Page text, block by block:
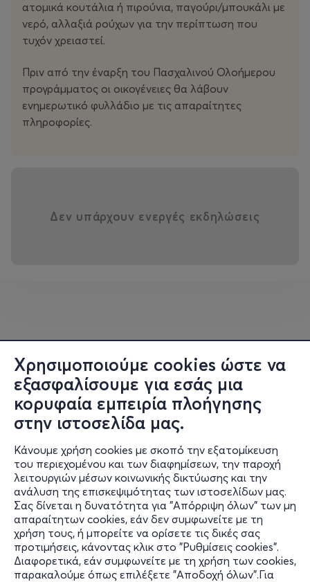
Χρησιμοποιούμε cookies ώστε να
εξασφαλίσουμε για εσάς μια
κορυφαία εμπειρία πλοήγησης
στην ιστοσελίδα μας.
Κάνουμε χρήση cookies με σκοπό την εξατομίκευση
του περιεχομένου και των διαφημίσεων, την παροχή
λειτουργιών μέσων κοινωνικής δικτύωσης και την
ανάλυση της επισκεψιμότητας των ιστοσελίδων μας.
Σας δίνεται η δυνατότητα για "Απόρριψη όλων" των μη
απαραίτητων cookies, εάν δεν συμφωνείτε με τη
χρήση τους, ή μπορείτε να ορίσετε τις δικές σας
προτιμήσεις, κάνοντας κλικ στο "Ρυθμίσεις cookies".
Διαφορετικά, εάν συμφωνείτε με τη χρήση των cookies,
παρακαλούμε όπως επιλέξετε "Αποδοχή όλων".Για
ατομικά κουτάλια ή πιρούνια, παγούρι/μπουκάλι με
νερό, αλλαξιά ρούχων για την περίπτωση που
τυχόν χρειαστεί.
Πριν από την έναρξη του Πασχαλινού Ολοήμερου
προγράμματος οι οικογένειες θα λάβουν
ενημερωτικό φυλλάδιο με τις απαραίτητες
πληροφορίες.
Δεν υπάρχουν ενεργές εκδηλώσεις
Πληροφορίες
Υποστήριξη
Stay Connected